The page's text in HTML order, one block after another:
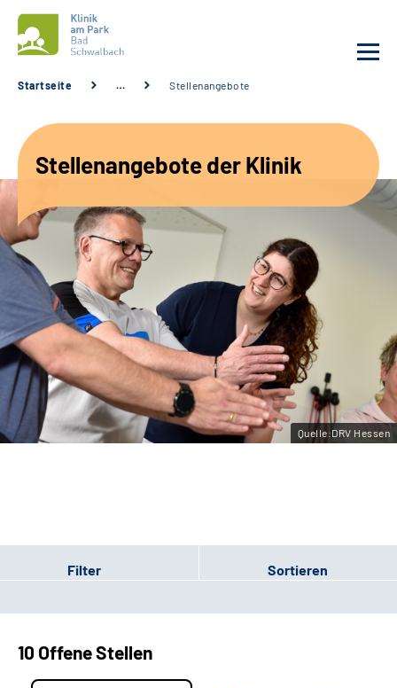
Unsere Angebote
Service
Karriere
Sozialdienste & Zuweisende
Suche
Leichte Sprache
Startseite … Stellenangebote
Stellenangebote der Klinik
Quelle:DRV Hessen
Filter Sortieren
10 Offene Stellen